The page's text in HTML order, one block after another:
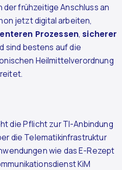
frühzeitige Anschluss an
jetzt digital arbeiten,
Prozessen, sicherer
sind bestens auf die
Heilmittelverordnung
die Pflicht zur TI-Anbindung
die Telematikinfrastruktur
wie das E-Rezept
KiM